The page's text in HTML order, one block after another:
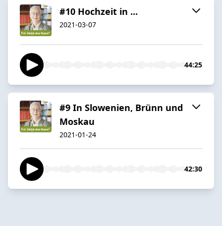
#10 Hochzeit in ...
2021-03-07
44:25
#9 In Slowenien, Brünn und
Moskau
2021-01-24
42:30